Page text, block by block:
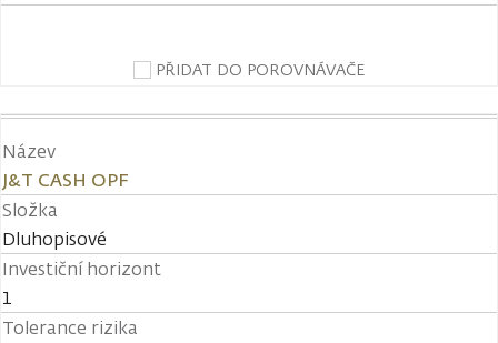
PŘIDAT DO POROVNÁVAČE
Název
J&T CASH OPF
Složka
Dluhopisové
Investiční horizont
1
Tolerance rizika